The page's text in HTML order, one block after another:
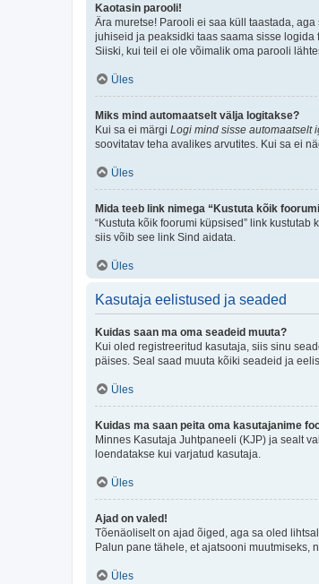
Kaotasin parooli!
Ära muretse! Parooli ei saa küll taastada,
juhiseid ja peaksidki taas saama sisse logida
Siiski, kui teil ei ole võimalik oma parooli
Üles
Miks mind automaatselt välja logitakse?
Kui sa ei märgi Logi mind sisse automaatselt
soovitatav teha avalikes arvutites. Kui sa ei
Üles
Mida teeb link nimega “Kustuta kõik
“Kustuta kõik foorumi küpsised” link
siis võib see link Sind aidata.
Üles
Kasutaja eelistused ja seaded
Kuidas saan ma oma seadeid muuta?
Kui oled registreeritud kasutaja, siis sinu
päises. Seal saad muuta kõiki seadeid ja
Üles
Kuidas ma saan peita oma kasutajanime
Minnes Kasutaja Juhtpaneeli (KJP) ja sealt
loendatakse kui varjatud kasutaja.
Üles
Ajad on valed!
Tõenäoliselt on ajad õiged, aga sa oled
Palun pane tähele, et ajatsooni muutmiseks,
Üles